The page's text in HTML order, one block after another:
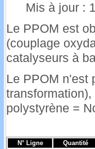
Mis à jour :
Le PPOM est
(couplage
catalyseurs à
Le PPOM n'est
polystyrène =
N° Ligne Quantité